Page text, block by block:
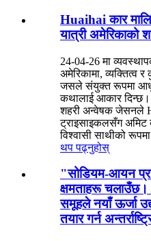
Huaihai कार
यात्री अमेरिकाको
24-04-26 मा
अमेरिकामा, व्यक्तित्व
जसले संयुक्त रूपमा
कथालाई आकार
शहरी अन्वेषक जेसनले
ट्राइसाइकलसँग अमिट
विश्वासी साथीको
थप पढ्नुहोस्
"सोडियम-आयन
क्षमताहरू
समूहले नयाँ ऊर्जा
तयार गर्न